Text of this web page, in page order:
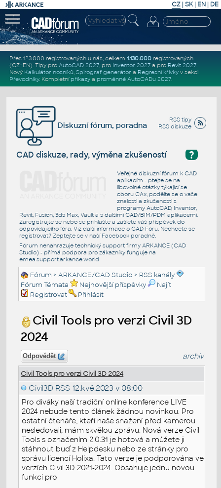
CZ | SK| EN | DE
Přes 123.000 registrovaných u nás, celkem 1.130.000registrovaných
(CZ+EN). Tipy pro AutoCAD 2027, pro Inventor 2027a pro Revit 2027.
Nový Kalkulátor nosníků, Spirograf generátor a Regresní křivkyv sekci
Převodníky. Kompletní příkazya proměnné AutoCADu 2027.
RSS tipy
RSS diskuze
Diskuzní fórum, poradna
?
CAD diskuze, rady, výměna zkušeností
Veřejné diskuzní fórum k CAD
aplikacím - ptejte se na
libovolné otázky týkající se
oboru CAx, podělte se o vaše
znalosti a zkušenosti s
programy AutoCAD, Inventor,
Revit, Fusion, 3ds Max, Vault a s dalšími CAD/BIM/PDM aplikacemi.
Zaregistrujte se nebo se přihlašte a zašlete váš příspěvek do
odpovídajícího fóra. Viz další informace o CAD Fóru. Nechcete se
registrovat? Zeptejte se v naší Facebook poradně.
Fórum nenahrazuje technický support firmy ARKANCE (CAD
Studio) - přímá podpora pro zákazníky funguje na
emea.support.arkance.world
Fórum >ARKANCE/CAD Studio > RSS kanály
Fórum Témata
Nejnovější příspěvky
Najít
Registrovat
Přihlásit
Civil Tools pro verzi Civil 3D
2024
Odpovědět archiv
Civil Tools pro verzi Civil 3D 2024
Civil3D RSS 12.kvě.2023 v 08:00
Pro diváky naší tradiční online konference LIVE
2024 nebude tento článek žádnou novinkou. Pro
ostatní čtenáře, kteří naše snažení před kamerou
nesledovali, mám skvělou zprávu. Nová verze Civil
Tools s označením 2.0.31 je hotová a můžete ji
stáhnout buď z Helpdesku nebo ze stránky pro
správu licencí Holixa. Tato verze je podporována ve
verzích Civil 3D 2021-2024. Obsahuje jednu novou
funkci pro